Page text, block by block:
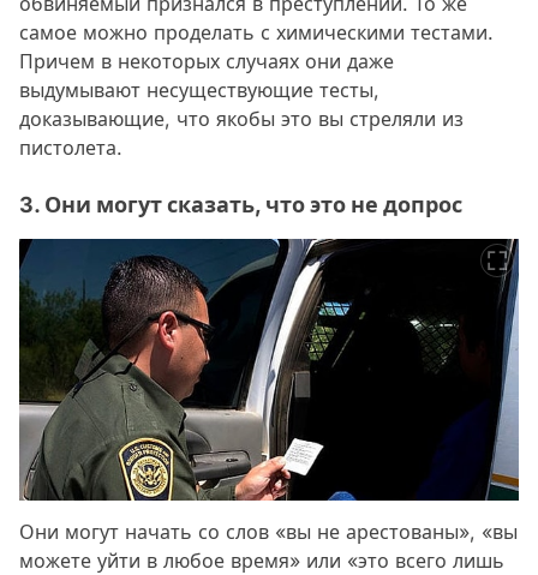
самое можно проделать с химическими тестами.
Причем в некоторых случаях они даже
выдумывают несуществующие тесты,
доказывающие, что якобы это вы стреляли из
пистолета.
3. Они могут сказать, что это не допрос
Они могут начать со слов «вы не арестованы», «вы
можете уйти в любое время» или «это всего лишь